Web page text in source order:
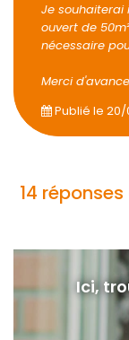
Je souhaiterai
ouvert de
nécessaire
Merci d'avance
Publié le 20/
14
Ici,